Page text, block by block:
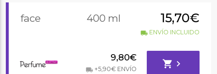
face 400 ml 15,70€
local_shippingENVÍO INCLUIDO
9,80€
local_shipping+5,90€ ENVÍO shopping_cart chevron_right